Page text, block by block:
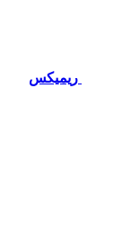
ریمیکس